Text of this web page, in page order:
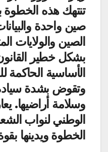
تنتهك هذه
صين واحدة
الصين والولايات
بشكل خطير
الأساسية الحاكمة
وتقوض بشدة
وسلامة أراضيها.
الوطني لنواب
الخطوة ويدينها